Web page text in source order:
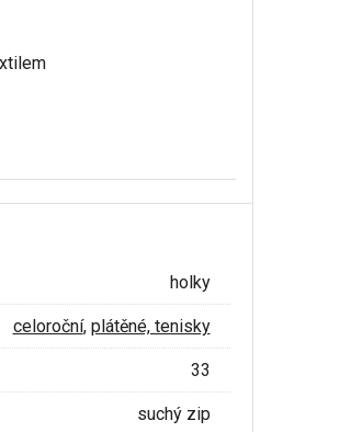
holky
celoroční, plátěné, tenisky
33
suchý zip